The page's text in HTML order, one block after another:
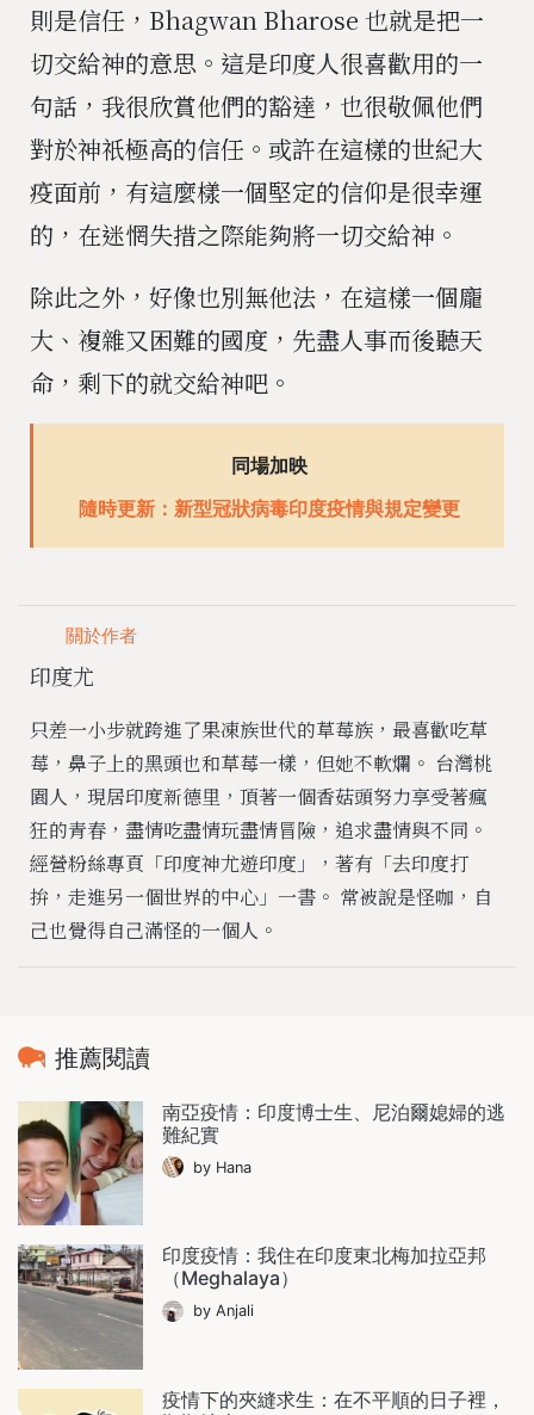
則是信任，Bhagwan Bharose 也就是把一
切交給神的意思。這是印度人很喜歡用的一
句話，我很欣賞他們的豁達，也很敬佩他們
對於神祇極高的信任。或許在這樣的世紀大
疫面前，有這麼樣一個堅定的信仰是很幸運
的，在迷惘失措之際能夠將一切交給神。
除此之外，好像也別無他法，在這樣一個龐
大、複雜又困難的國度，先盡人事而後聽天
命，剩下的就交給神吧。
同場加映
隨時更新：新型冠狀病毒印度疫情與規定變更
關於作者
印度尤
只差一小步就跨進了果凍族世代的草莓族，最喜歡吃草
莓，鼻子上的黑頭也和草莓一樣，但她不軟爛。 台灣桃
園人，現居印度新德里，頂著一個香菇頭努力享受著瘋
狂的青春，盡情吃盡情玩盡情冒險，追求盡情與不同。
經營粉絲專頁「印度神尤遊印度」，著有「去印度打
拚，走進另一個世界的中心」一書。 常被說是怪咖，自
己也覺得自己滿怪的一個人。
推薦閱讀
南亞疫情：印度博士生、尼泊爾媳婦的逃
難紀實
by Hana
印度疫情：我住在印度東北梅加拉亞邦
（Meghalaya）
by Anjali
疫情下的夾縫求生：在不平順的日子裡，